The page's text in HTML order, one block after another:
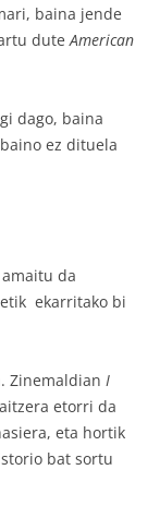
baina jende
duteAmerican
dago, baina
ez dituela
da
ekarritako bi
Zinemaldian I
etorri da
eta hortik
bat sortu